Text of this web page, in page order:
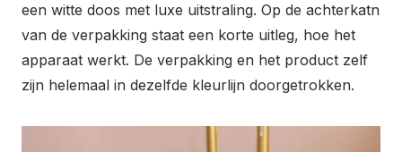
een witte doos met luxe uitstraling. Op de achterkatn
van de verpakking staat een korte uitleg, hoe het
apparaat werkt. De verpakking en het product zelf
zijn helemaal in dezelfde kleurlijn doorgetrokken.